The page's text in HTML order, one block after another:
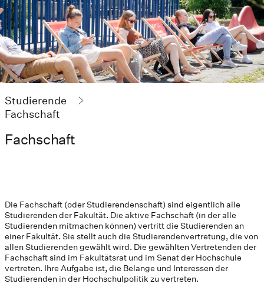
Studierende
Fachschaft
Fachschaft
Die Fachschaft (oder Studierendenschaft) sind eigentlich alle
Studierenden der Fakultät. Die aktive Fachschaft (in der alle
Studierenden mitmachen können) vertritt die Studierenden an
einer Fakultät. Sie stellt auch die Studierendenvertretung, die von
allen Studierenden gewählt wird. Die gewählten Vertretenden der
Fachschaft sind im Fakultätsrat und im Senat der Hochschule
vertreten. Ihre Aufgabe ist, die Belange und Interessen der
Studierenden in der Hochschulpolitik zu vertreten.